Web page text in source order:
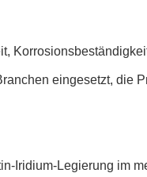
eingesetzt, die
Iridium-Legierung im